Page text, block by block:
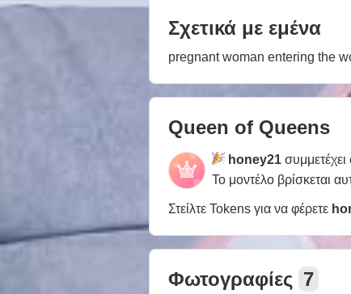
Σχετικά με εμένα
pregnant woman entering the
Queen of Queens
honey21
Το μοντέλο βρίσκεται
Στείλτε Tokens για να φέρετε
Φωτογραφίες 7